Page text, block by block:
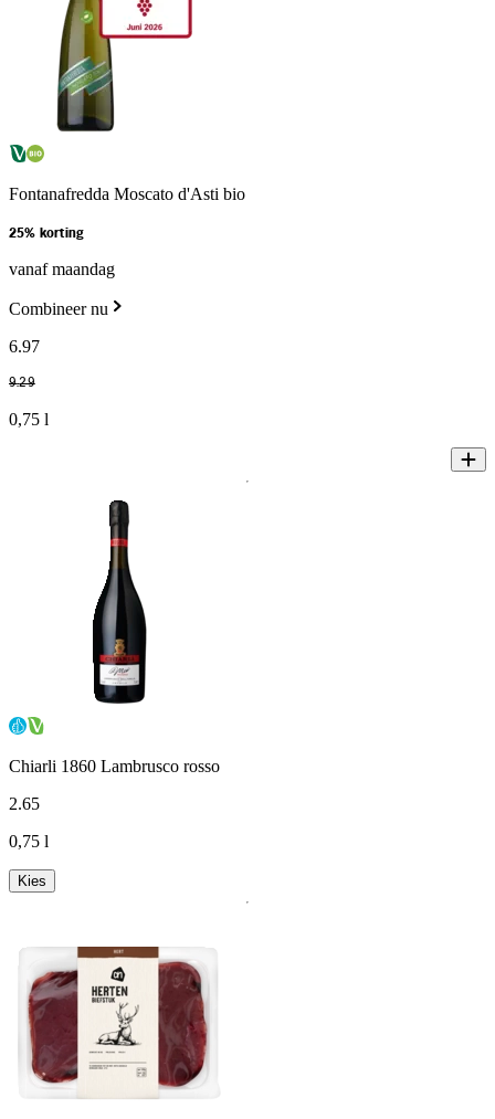
Fontanafredda Moscato d'Asti bio
25% korting
vanaf maandag
Combineer nu
6.97
9.29
0,75 l
Chiarli 1860 Lambrusco rosso
2.65
0,75 l
Kies